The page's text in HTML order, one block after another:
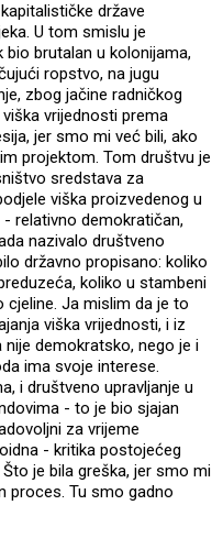
države
U tom smislu je
bio brutalan u kolonijama,
ropstvo, na jugu
zbog jačine radničkog
vrijednosti prema
jer smo mi već bili, ako
projektom. Tom društvu je
sredstava za
viška proizvedenog u
relativno demokratičan,
nazivalo društveno
državno propisano: koliko
koliko u stambeni
Ja mislim da je to
viška vrijednosti, i iz
demokratsko, nego je i
ima svoje interese.
i društveno upravljanje u
- to je bio sjajan
za vrijeme
- kritika postojećeg
je bila greška, jer smo mi
proces. Tu smo gadno